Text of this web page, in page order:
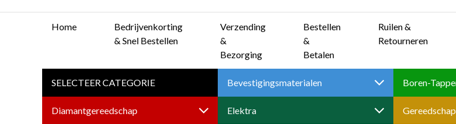
Home
Bedrijvenkorting
& Snel Bestellen
Verzending
&
Bezorging
Bestellen
&
Betalen
Ruilen &
Retourneren
SELECTEER CATEGORIE Bevestigingsmaterialen
Diamantgereedschap Elektra Gereedschap